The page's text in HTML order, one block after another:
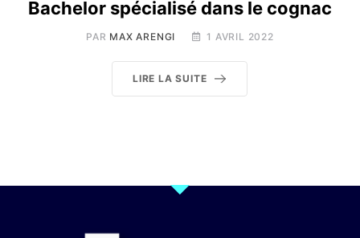
Bachelor spécialisé dans le cognac
PAR MAX ARENGI 1 AVRIL 2022
LIRE LA SUITE